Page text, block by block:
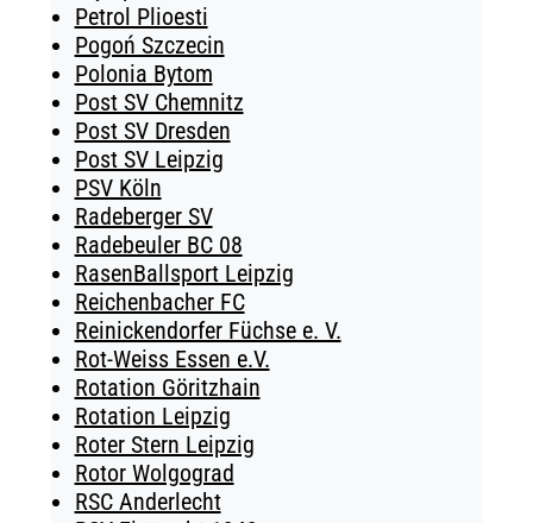
Petrol Plioesti
Pogoń Szczecin
Polonia Bytom
Post SV Chemnitz
Post SV Dresden
Post SV Leipzig
PSV Köln
Radeberger SV
Radebeuler BC 08
RasenBallsport Leipzig
Reichenbacher FC
Reinickendorfer Füchse e. V.
Rot-Weiss Essen e.V.
Rotation Göritzhain
Rotation Leipzig
Roter Stern Leipzig
Rotor Wolgograd
RSC Anderlecht